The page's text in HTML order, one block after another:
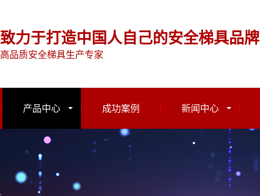
致力于打造中国人自己的安全梯具品牌
高品质安全梯具生产专家
产品中心 成功案例 新闻中心